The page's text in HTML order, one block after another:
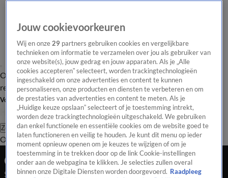
Overzicht Laatste nieuws Regionieuws Het beste van Hart
Tip de
redactie
Volg Hart van Nederland
Zoeken
OverzichtRegioUitzendingenWeerTip de redactiePanelVideo's
Ochtend Editie
Seizoen 2025, aflevering 5077
Jouw cookievoorkeuren
Wij en onze29 partners gebruiken cookies en vergelijkbare
technieken om informatie te verzamelen over jou als gebruiker van
onze website(s), jouw gedrag en jouw apparaten. Als je „Alle
cookies accepteren” selecteert, worden trackingtechnologieën
ingeschakeld om onze advertenties en content te kunnen
personaliseren, onze producten en diensten te verbeteren en om
de prestaties van advertenties en content te meten. Als je
„Huidige keuze opslaan” selecteert of je toestemming intrekt,
worden deze trackingtechnologieën uitgeschakeld. We gebruiken
dan enkel functionele en essentiële cookies om de website goed te
laten functioneren en veilig te houden. Je kunt dit menu op ieder
moment opnieuw openen om je keuzes te wijzigen of om je
toestemming in te trekken door op de link Cookie-instellingen
onder aan de webpagina te klikken. Je selecties zullen overal
binnen onze Digitale Diensten worden doorgevoerd. Raadpleeg